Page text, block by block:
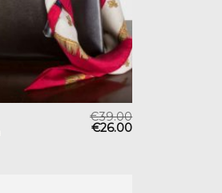
€39.00
€26.00